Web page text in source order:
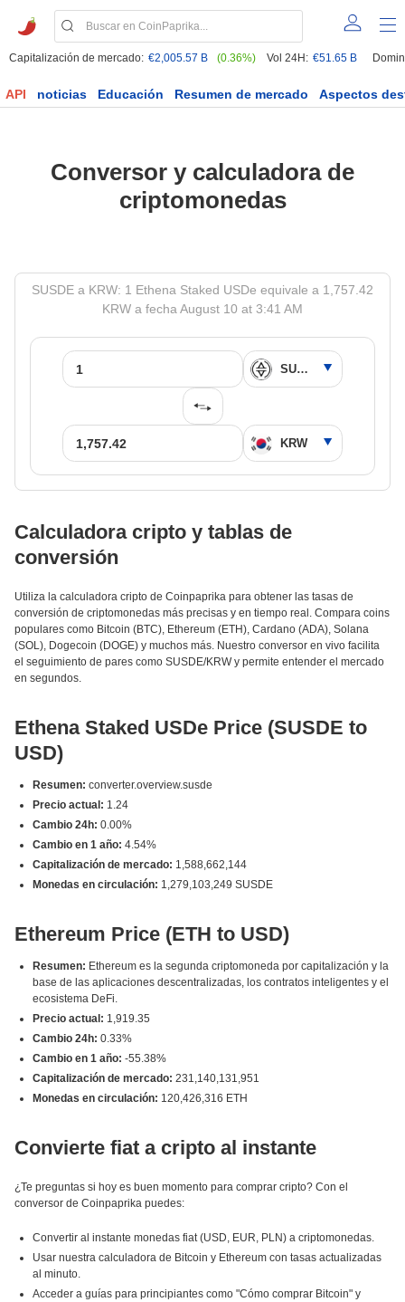
Capitalización de mercado: €2,005.57 B (0.36%) Vol 24H: €51.65 B
API noticias Educación Resumen de mercado Aspectos
Conversor y calculadora de
criptomonedas
SUSDE a KRW: 1 Ethena Staked USDe equivale a 1,757.42
KRW a fecha August 10 at 3:41 AM
Calculadora cripto y tablas de
conversión
Utiliza la calculadora cripto de Coinpaprika para obtener las tasas de
conversión de criptomonedas más precisas y en tiempo real. Compara coins
populares como Bitcoin (BTC), Ethereum (ETH), Cardano (ADA), Solana
(SOL), Dogecoin (DOGE) y muchos más. Nuestro conversor en vivo facilita
el seguimiento de pares como SUSDE/KRW y permite entender el mercado
en segundos.
Ethena Staked USDe Price (SUSDE to
USD)
Resumen: converter.overview.susde
Precio actual: 1.24
Cambio 24h: 0.00%
Cambio en 1 año: 4.54%
Capitalización de mercado: 1,588,662,144
Monedas en circulación: 1,279,103,249 SUSDE
Ethereum Price (ETH to USD)
Resumen: Ethereum es la segunda criptomoneda por capitalización y la
base de las aplicaciones descentralizadas, los contratos inteligentes y el
ecosistema DeFi.
Precio actual: 1,919.35
Cambio 24h: 0.33%
Cambio en 1 año: -55.38%
Capitalización de mercado: 231,140,131,951
Monedas en circulación: 120,426,316 ETH
Convierte fiat a cripto al instante
¿Te preguntas si hoy es buen momento para comprar cripto? Con el
conversor de Coinpaprika puedes:
Convertir al instante monedas fiat (USD, EUR, PLN) a criptomonedas.
Usar nuestra calculadora de Bitcoin y Ethereum con tasas actualizadas
al minuto.
Acceder a guías para principiantes como "Cómo comprar Bitcoin" y